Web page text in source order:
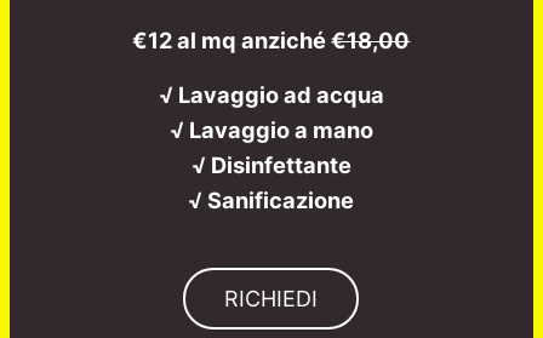
€12 al mq anziché€18,00
√ Lavaggio ad acqua
√ Lavaggio a mano
√ Disinfettante
√ Sanificazione
RICHIEDI